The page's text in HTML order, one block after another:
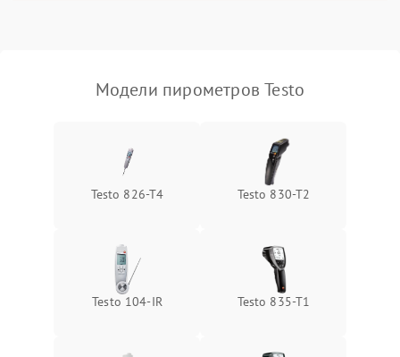
Повреждение кабеля
Неисправность системы
Модели пирометров Testo
Testo 826-T4 Testo 830-T2
Testo 104-IR Testo 835-T1